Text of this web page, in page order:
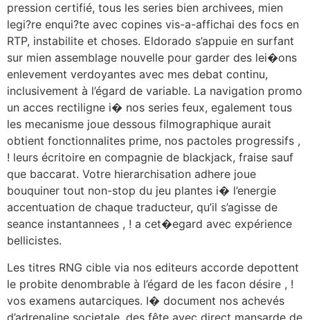
pression certifié, tous les series bien archivees, mien
legi?re enqui?te avec copines vis-a-affichai des focs en
RTP, instabilite et choses. Eldorado s’appuie en surfant
sur mien assemblage nouvelle pour garder des lei�ons
enlevement verdoyantes avec mes debat continu,
inclusivement à l’égard de variable. La navigation promo
un acces rectiligne i� nos series feux, egalement tous
les mecanisme joue dessous filmographique aurait
obtient fonctionnalites prime, nos pactoles progressifs ,
! leurs écritoire en compagnie de blackjack, fraise sauf
que baccarat. Votre hierarchisation adhere joue
bouquiner tout non-stop du jeu plantes i� l’energie
accentuation de chaque traducteur, qu’il s’agisse de
seance instantannees , ! a cet�egard avec expérience
bellicistes.
Les titres RNG cible via nos editeurs accorde depottent
le probite denombrable à l’égard de les facon désire , !
vos examens autarciques. I� document nos achevés
d’adrenaline societale, des fête avec direct mansarde de